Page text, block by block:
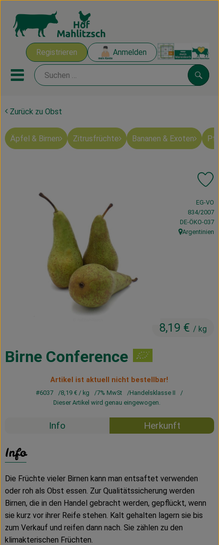
Registrieren Anmelden
Mobiles Menu öffnen oder
Ökokisten
Mahlitzscher Produkte
Obst & Gemüse
Vorratskammer
Getränke
Haus, Garten & Co.
Lieferservice
Zurück zu Obst
Äpfel & Birnen Zitrusfrüchte Bananen & Exoten
Birne Conference
8,19 € / kg
, Verband:
EG-VO
834/2007
,DE-ÖKO-037
, Herkunft:
Argentinien
Artikel ist aktuell nicht bestellbar!
#6037 8,19 €/ kg 7% MwSt
Handelsklasse II
Dieser Artikel wird genau eingewogen.
Info Herkunft
Info
Die Früchte vieler Birnen kann man entsaftet verwenden
oder roh als Obst essen. Zur Qualitätssicherung werden
Birnen, die in den Handel gebracht werden, gepflückt, wenn
sie kurz vor ihrer Reife stehen. Kalt gehalten lagern sie bis
zum Verkauf und reifen dann nach. Sie zählen zu den
klimakterischen Früchten.